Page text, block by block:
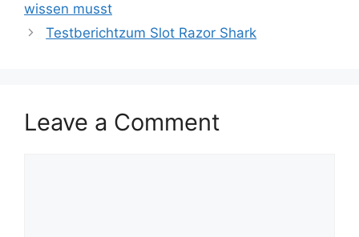
wissen musst
Testberichtzum Slot Razor Shark
Leave a Comment